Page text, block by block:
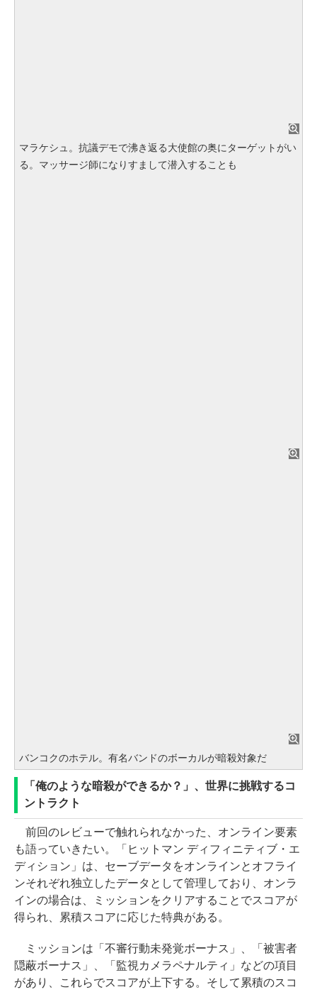
マラケシュ。抗議デモで沸き返る大使館の奥にターゲットがい
る。マッサージ師になりすまして潜入することも
バンコクのホテル。有名バンドのボーカルが暗殺対象だ
「俺のような暗殺ができるか？」、世界に挑戦するコ
ントラクト
前回のレビューで触れられなかった、オンライン要素
も語っていきたい。「ヒットマン ディフィニティブ・エ
ディション」は、セーブデータをオンラインとオフライ
ンそれぞれ独立したデータとして管理しており、オンラ
インの場合は、ミッションをクリアすることでスコアが
得られ、累積スコアに応じた特典がある。
ミッションは「不審行動未発覚ボーナス」、「被害者
隠蔽ボーナス」、「監視カメラペナルティ」などの項目
があり、これらでスコアが上下する。そして累積のスコ